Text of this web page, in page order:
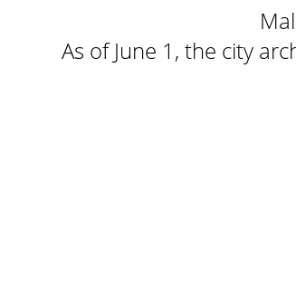
As of June 1, the city